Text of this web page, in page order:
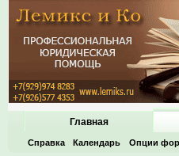
Главная
Справка Календарь Опции